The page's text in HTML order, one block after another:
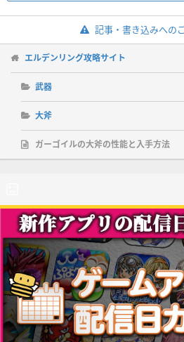
記事・書き込みへの
エルデンリング攻略サイト
武器
大斧
ガーゴイルの大斧の性能と入手方法